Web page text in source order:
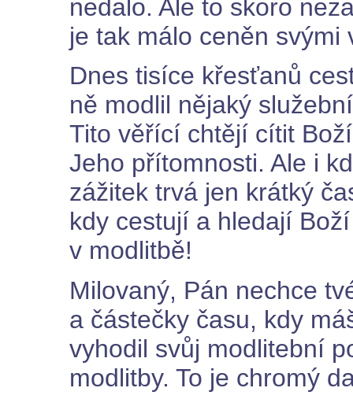
nedalo. Ale to skoro
je tak málo ceněn svými
Dnes tisíce křesťanů
ně modlil nějaký
Tito věřící chtějí cítit
Jeho přítomnosti. Ale i
zážitek trvá jen krátký
kdy cestují a hledají
v modlitbě!
Milovaný, Pán nechce
a částečky času, kdy
vyhodil svůj modlitební
modlitby. To je chromý